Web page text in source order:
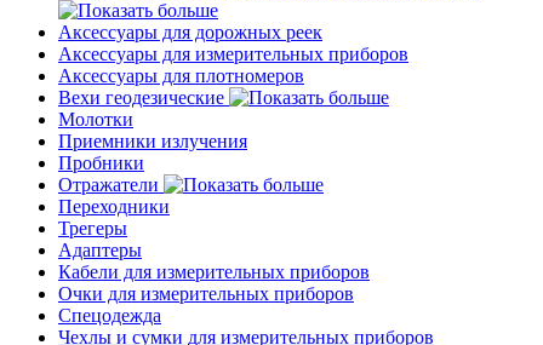
Аксессуары для дорожных реек
Аксессуары для измерительных приборов
Аксессуары для плотномеров
Вехи геодезические
Молотки
Приемники излучения
Пробники
Отражатели
Переходники
Трегеры
Адаптеры
Кабели для измерительных приборов
Очки для измерительных приборов
Спецодежда
Чехлы и сумки для измерительных приборов